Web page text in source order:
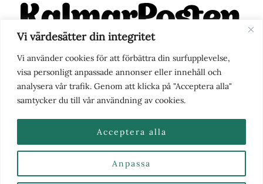
Vi värdesätter din integritet
Vi använder cookies för att förbättra din surfupplevelse,
visa personligt anpassade annonser eller innehåll och
analysera vår trafik. Genom att klicka på "Acceptera alla"
samtycker du till vår användning av cookies.
Anpassa
Acceptera alla
KalmarPosten är en modern lokalnyhetstidning på nätet. Med
fokus på Kalmarregionen, men också med blick för det större
perspektivet, vill vi vara din självklara kanal för nyheter,
berättelser och engagemang. KalmarPosten grundades 1988 och
fick nya ägare 2025.
Nyhetstips eller frågor?Kontakta oss
2026 | Kalmarposten.se |Se alla Kategorier & Ämnen